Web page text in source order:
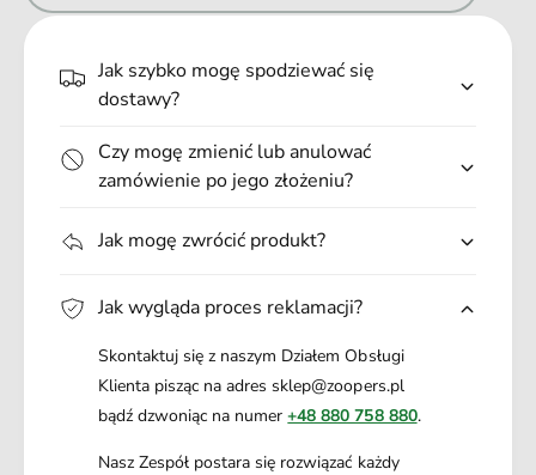
Jak szybko mogę spodziewać się
dostawy?
Czy mogę zmienić lub anulować
zamówienie po jego złożeniu?
Jak mogę zwrócić produkt?
Jak wygląda proces reklamacji?
Skontaktuj się z naszym Działem Obsługi
Klienta pisząc na adres sklep@zoopers.pl
bądź dzwoniąc na numer+48 880 758 880.
Nasz Zespół postara się rozwiązać każdy